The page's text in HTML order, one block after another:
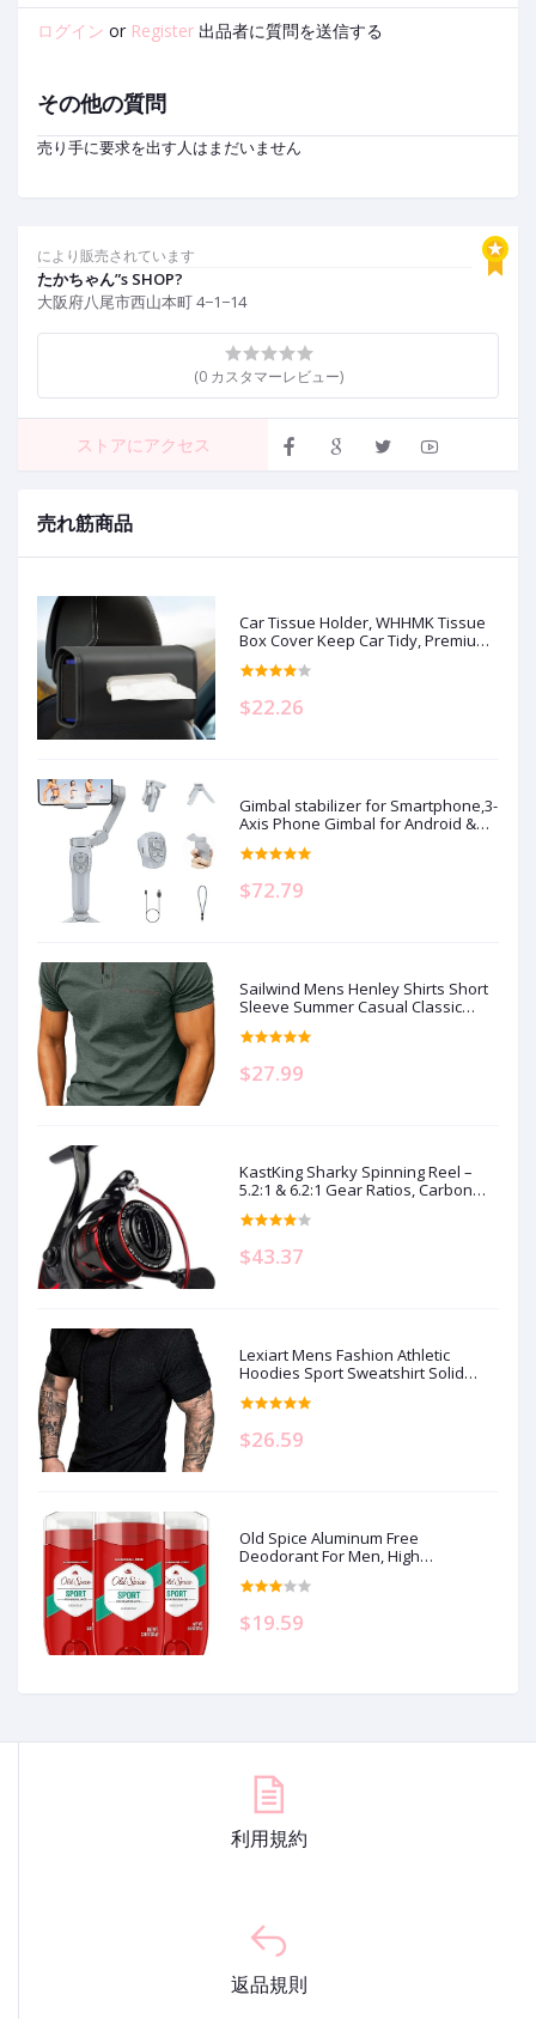
により販売されています
たかちゃん”s SHOP?
大阪府八尾市西山本町 4−1−14
(0 カスタマーレビュー)
ストアにアクセス
売れ筋商品
Car Tissue Holder, WHHMK Tissue
Box Cover Keep Car Tidy, Premium
PU Leather Backseat Napkin
Rectangle Organizer, Extra Large
100-150 Regular Size Tissues, Black
$22.26
Gimbal stabilizer for Smartphone,3-
Axis Phone Gimbal for Android &
iPhone 14 Pro Max,Phone Stabilizer
for Video Recording with
Kit,Portable-JCROBOT iSleeky L7C
$72.79
Sailwind Mens Henley Shirts Short
Sleeve Summer Casual Classic
Cotton T Shirts Pocket Button Shirt
$27.99
KastKing Sharky Spinning Reel –
5.2:1 & 6.2:1 Gear Ratios, Carbon
Fiber Drag 33–39.5LB, 10+1
Stainless Bearings, Lightweight
Saltwater & Freshwater
$43.37
Lexiart Mens Fashion Athletic
Hoodies Sport Sweatshirt Solid
Color Fleece Pullover
$26.59
Old Spice Aluminum Free
Deodorant For Men, High
Endurance, 24/7 Sweat Defense &
Odor Protection to Eliminate Odors,
Sport Scent, 3.0 oz (Pack of 3)
$19.59
ログイン or Register 出品者に質問を送信する
その他の質問
売り手に要求を出す人はまだいません
利用規約
返品規則